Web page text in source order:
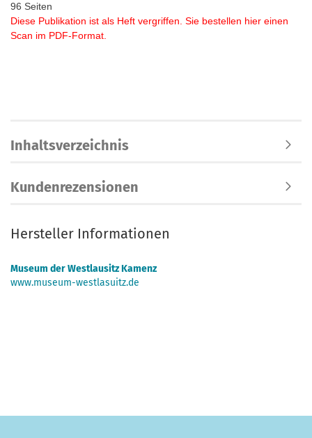
96 Seiten
Diese Publikation ist als Heft vergriffen. Sie bestellen hier einen
Scan im PDF-Format.
Inhaltsverzeichnis
Kundenrezensionen
Hersteller Informationen
Museum der Westlausitz Kamenz
www.museum-westlasuitz.de